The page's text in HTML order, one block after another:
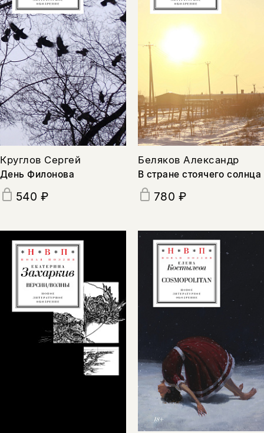
Круглов Сергей
День Филонова
540 ₽
Беляков Александр
В стране стоячего солнца
780 ₽
нет, вернуться назад